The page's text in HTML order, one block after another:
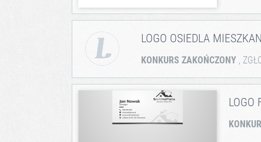
LOGO OSIEDLA
KONKURS ZAKOŃCZONY ,
LOGO